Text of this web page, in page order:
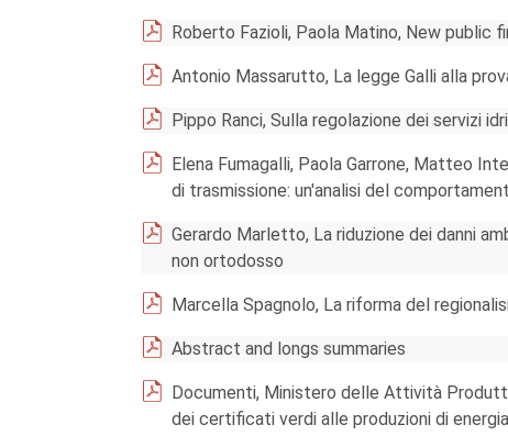
Roberto Fazioli, Paola Matino, New public
Antonio Massarutto, La legge Galli alla
Pippo Ranci, Sulla regolazione dei servizi
Elena Fumagalli, Paola Garrone, Matteo
di trasmissione: un'analisi del
Gerardo Marletto, La riduzione dei danni
non ortodosso
Marcella Spagnolo, La riforma del
Abstract and longs summaries
Documenti, Ministero delle Attività
dei certificati verdi alle produzioni di